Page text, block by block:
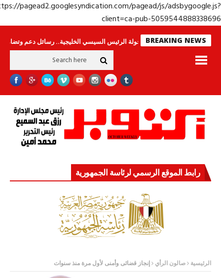
https://pagead2.googlesyndication.com/pagead/js/
client=ca-pub-
BREAKING NEWS
لا ينامون جولة الرئيس السيسي الخليجية.. رسائل دعم وتضامن للأشقاء
رابط الموقع الرسمي لرئاسة الجمهورية
الرئيسية صالون الرأي إنجاز قضائى وأمنى لأول مرة منذ سنوات